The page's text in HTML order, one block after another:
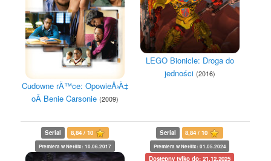
Cudowne rÄ™ce: OpowieÅ›Ä‡
oÂ Benie Carsonie (2009)
LEGO Bionicle: Droga do
jedności (2016)
Serial 8,84 / 10
Premiera w Netflix: 10.06.2017
Serial 8,84 / 10
Premiera w Netflix: 01.05.2024
Dostępny tylko do: 21.12.2025